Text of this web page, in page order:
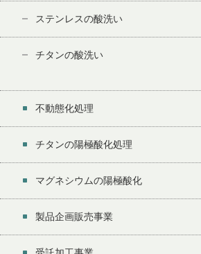
ステンレスの酸洗い
チタンの酸洗い
不動態化処理
チタンの陽極酸化処理
マグネシウムの陽極酸化
製品企画販売事業